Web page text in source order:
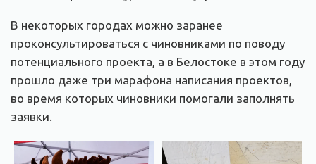
В некоторых городах можно заранее
проконсультироваться с чиновниками по поводу
потенциального проекта, а в Белостоке в этом году
прошло даже три марафона написания проектов,
во время которых чиновники помогали заполнять
заявки.